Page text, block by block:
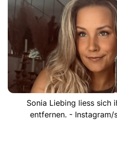
Sonia Liebing liess sich
entfernen. -